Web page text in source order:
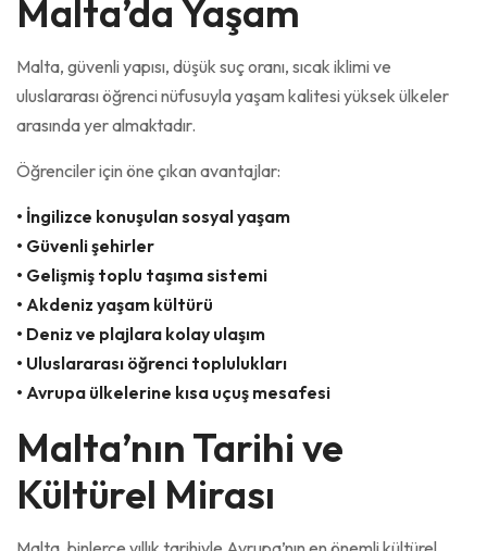
Malta’da Yaşam
Malta, güvenli yapısı, düşük suç oranı, sıcak iklimi ve
uluslararası öğrenci nüfusuyla yaşam kalitesi yüksek ülkeler
arasında yer almaktadır.
Öğrenciler için öne çıkan avantajlar:
• İngilizce konuşulan sosyal yaşam
• Güvenli şehirler
• Gelişmiş toplu taşıma sistemi
• Akdeniz yaşam kültürü
• Deniz ve plajlara kolay ulaşım
• Uluslararası öğrenci toplulukları
• Avrupa ülkelerine kısa uçuş mesafesi
Malta’nın Tarihi ve
Kültürel Mirası